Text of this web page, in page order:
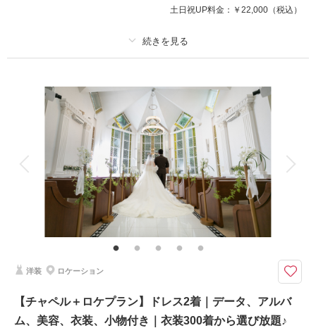
土日祝UP料金： ￥22,000 （税込）
撮影料 新婦衣装1着 新郎衣装1着
着付け ヘアメイク 小物一式
データ 50 カット 台紙付写真
衣装追加 会食 挙式
家族と撮影 家族用衣装レンタル ペットと撮影
NEW！チャペルフォトプラン
選べるチャペルは8会場！
お好みの雰囲気に合わせてご提案させていただきます。
洋装 ロケーション
【チャペル＋ロケプラン】ドレス2着｜データ、アルバ
ム、美容、衣装、小物付き｜衣装300着から選び放題♪